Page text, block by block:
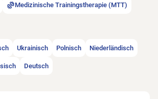
Medizinische Trainingstherapie (MTT)
Ukrainisch Polnisch Niederländisch
Deutsch